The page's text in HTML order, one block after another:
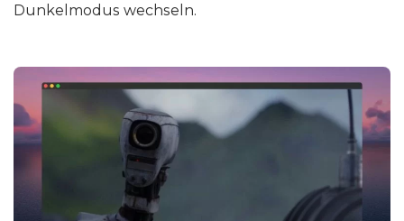
Dunkelmodus wechseln.